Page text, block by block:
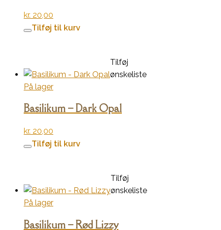
kr. 20,00
Tilføj til kurv
Tilføj
ønskeliste
På lager
Basilikum – Dark Opal
kr. 20,00
Tilføj til kurv
Tilføj
ønskeliste
På lager
Basilikum – Rød Lizzy